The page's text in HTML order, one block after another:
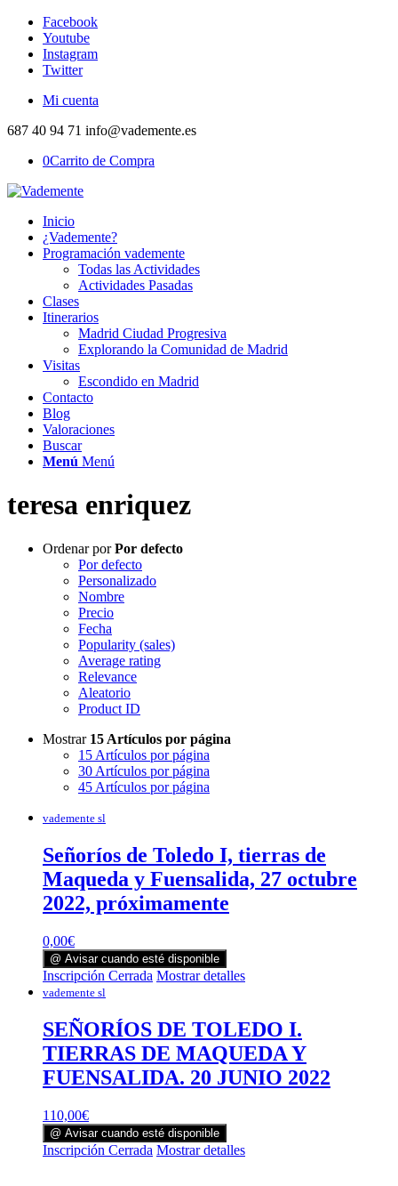
Facebook
Youtube
Instagram
Twitter
Mi cuenta
687 40 94 71 info@vademente.es
0Carrito de Compra
Inicio
¿Vademente?
Programación vademente
Todas las Actividades
Actividades Pasadas
Clases
Itinerarios
Madrid Ciudad Progresiva
Explorando la Comunidad de Madrid
Visitas
Escondido en Madrid
Contacto
Blog
Valoraciones
Buscar
Menú Menú
teresa enriquez
Ordenar porPor defecto
Por defecto
Personalizado
Nombre
Precio
Fecha
Popularity (sales)
Average rating
Relevance
Aleatorio
Product ID
Mostrar 15 Artículos por página
15 Artículos por página
30 Artículos por página
45 Artículos por página
vademente sl
Señoríos de Toledo I, tierras de
Maqueda y Fuensalida, 27 octubre
2022, próximamente
0,00€
@ Avisar cuando esté disponible
Inscripción Cerrada Mostrar detalles
vademente sl
SEÑORÍOS DE TOLEDO I.
TIERRAS DE MAQUEDA Y
FUENSALIDA. 20 JUNIO 2022
110,00€
@ Avisar cuando esté disponible
Inscripción Cerrada Mostrar detalles